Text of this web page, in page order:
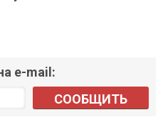
e-mail:
СООБЩИТЬ